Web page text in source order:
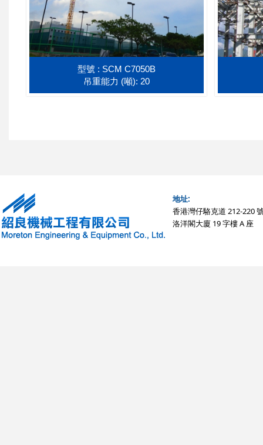
型號 : SCM C7050B
吊重能力 (噸): 20
地址:
香港灣仔駱克道 212-220
洛洋閣大廈 19 字樓 A 座